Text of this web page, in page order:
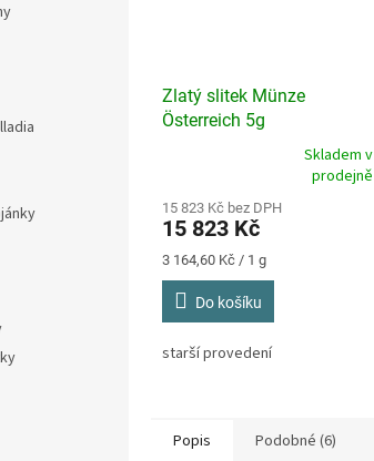
Zlatý slitek Münze
Österreich 5g
produktu
je
4,4
hvězdiček.
Skladem v
prodejně
15 823 Kč bez DPH
15 823 Kč
Měrná
cena:
3 164,60 Kč / 1 g
Do košíku
starší provedení
Popis Podobné (6)